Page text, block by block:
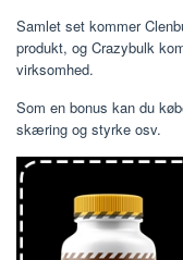
Samlet set kommer
produkt, og Crazybulk
virksomhed.
Som en bonus kan du
skæring og styrke osv.